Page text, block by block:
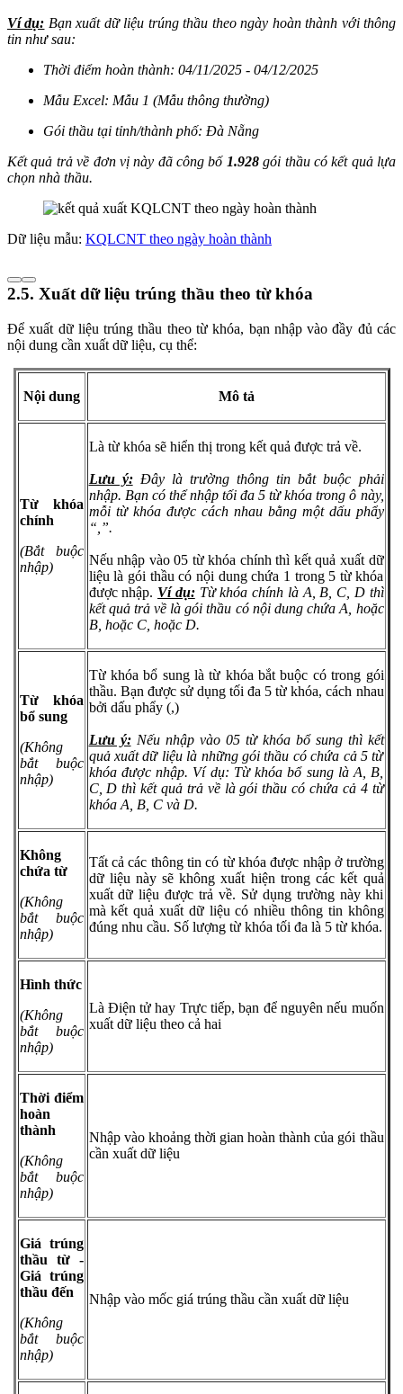
Ví dụ: Bạn xuất dữ liệu trúng thầu theo ngày hoàn thành với thông
tin như sau:
Thời điểm hoàn thành: 04/11/2025 - 04/12/2025
Mẫu Excel: Mẫu 1 (Mẫu thông thường)
Gói thầu tại tỉnh/thành phố: Đà Nẵng
Kết quả trả về đơn vị này đã công bố 1.928gói thầu có kết quả lựa
chọn nhà thầu.
Dữ liệu mẫu: KQLCNT theo ngày hoàn thành
2.5. Xuất dữ liệu trúng thầu theo từ khóa
Để xuất dữ liệu trúng thầu theo từ khóa, bạn nhập vào đầy đủ các
nội dung cần xuất dữ liệu, cụ thể:
Nội dung Mô tả
Từ khóa
chính
(Bắt buộc
nhập)
Là từ khóa sẽ hiển thị trong kết quả được trả về.
Lưu ý:Đây là trường thông tin bắt buộc phải
nhập. Bạn có thể nhập tối đa 5 từ khóa trong ô này,
mỗi từ khóa được cách nhau bằng một dấu phẩy
“,”.
Nếu nhập vào 05 từ khóa chính thì kết quả xuất dữ
liệu là gói thầu có nội dung chứa 1 trong 5 từ khóa
được nhập. Ví dụ:Từ khóa chính là A, B, C, D thì
kết quả trả về là gói thầu có nội dung chứa A, hoặc
B, hoặc C, hoặc D.
Từ khóa
bổ sung
(Không
bắt buộc
nhập)
Từ khóa bổ sung là từ khóa bắt buộc có trong gói
thầu. Bạn được sử dụng tối đa 5 từ khóa, cách nhau
bởi dấu phẩy (,)
Lưu ý:Nếu nhập vào 05 từ khóa bổ sung thì kết
quả xuất dữ liệu là những gói thầu có chứa cả 5 từ
khóa được nhập. Ví dụ: Từ khóa bổ sung là A, B,
C, D thì kết quả trả về là gói thầu có chứa cả 4 từ
khóa A, B, C và D.
Không
chứa từ
(Không
bắt buộc
nhập)
Tất cả các thông tin có từ khóa được nhập ở trường
dữ liệu này sẽ không xuất hiện trong các kết quả
xuất dữ liệu được trả về. Sử dụng trường này khi
mà kết quả xuất dữ liệu có nhiều thông tin không
đúng nhu cầu. Số lượng từ khóa tối đa là 5 từ khóa.
Hình thức
(Không
bắt buộc
nhập)
Là Điện tử hay Trực tiếp, bạn để nguyên nếu muốn
xuất dữ liệu theo cả hai
Thời điểm
hoàn
thành
(Không
bắt buộc
nhập)
Nhập vào khoảng thời gian hoàn thành của gói thầu
cần xuất dữ liệu
Giá trúng
thầu từ -
Giá trúng
thầu đến
(Không
bắt buộc
nhập)
Nhập vào mốc giá trúng thầu cần xuất dữ liệu